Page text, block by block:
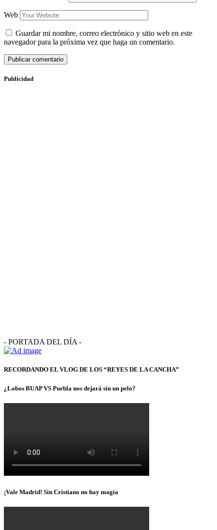
Web
Guardar mi nombre, correo electrónico y sitio web en este
navegador para la próxima vez que haga un comentario.
Publicidad
- PORTADA DEL DÍA -
RECORDANDO EL VLOG DE LOS “REYES DE LA CANCHA”
¿Lobos BUAP VS Puebla nos dejará sin un pelo?
¡Vale Madrid! Sin Cristiano no hay magia